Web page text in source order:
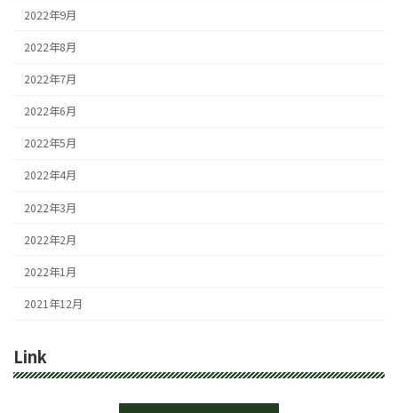
2022年9月
2022年8月
2022年7月
2022年6月
2022年5月
2022年4月
2022年3月
2022年2月
2022年1月
2021年12月
Link